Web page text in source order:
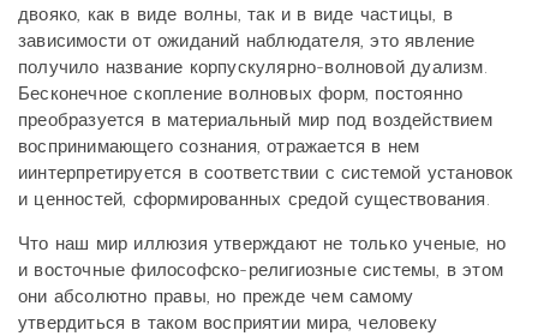
двояко, как в виде волны, так и в виде частицы, в
зависимости от ожиданий наблюдателя, это явление
получило название корпускулярно-волновой дуализм.
Бесконечное скопление волновых форм, постоянно
преобразуется в материальный мир под воздействием
воспринимающего сознания, отражается в нем
иинтерпретируется в соответствии с системой установок
и ценностей, сформированных средой существования.
Что наш мир иллюзия утверждают не только ученые, но
и восточные философско-религиозные системы, в этом
они абсолютно правы, но прежде чем самому
утвердиться в таком восприятии мира, человеку